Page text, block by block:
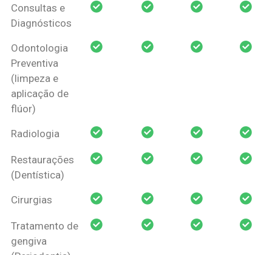
Pessoa Física
Consultas e
Diagnósticos
Odontologia
Preventiva
(limpeza e
aplicação de
flúor)
Radiologia
Restaurações
(Dentística)
Cirurgias
Tratamento de
gengiva